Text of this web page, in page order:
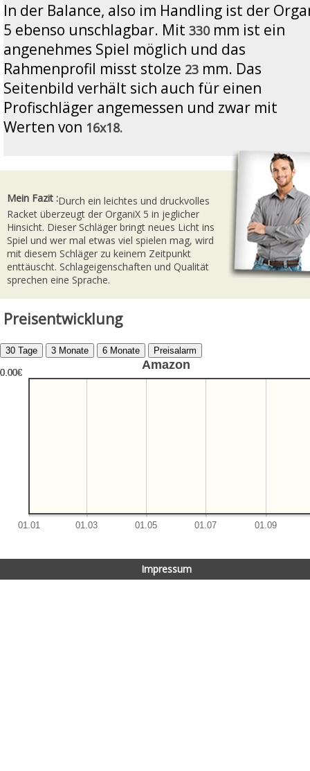
In der Balance, also im Handling ist der
5 ebenso unschlagbar. Mit 330 mm ist ein
angenehmes Spiel möglich und das
Rahmenprofil misst stolze 23 mm. Das
Seitenbild verhält sich auch für einen
Profischläger angemessen und zwar mit
Werten von 16x18.
Mein Fazit :Durch ein leichtes und druckvolles
Racket überzeugt der OrganiX 5 in jeglicher
Hinsicht. Dieser Schläger bringt neues Licht ins
Spiel und wer mal etwas viel spielen mag, wird
mit diesem Schläger zu keinem Zeitpunkt
enttäuscht. Schlageigenschaften und Qualität
sprechen eine Sprache.
Preisentwicklung
Amazon
Impressum